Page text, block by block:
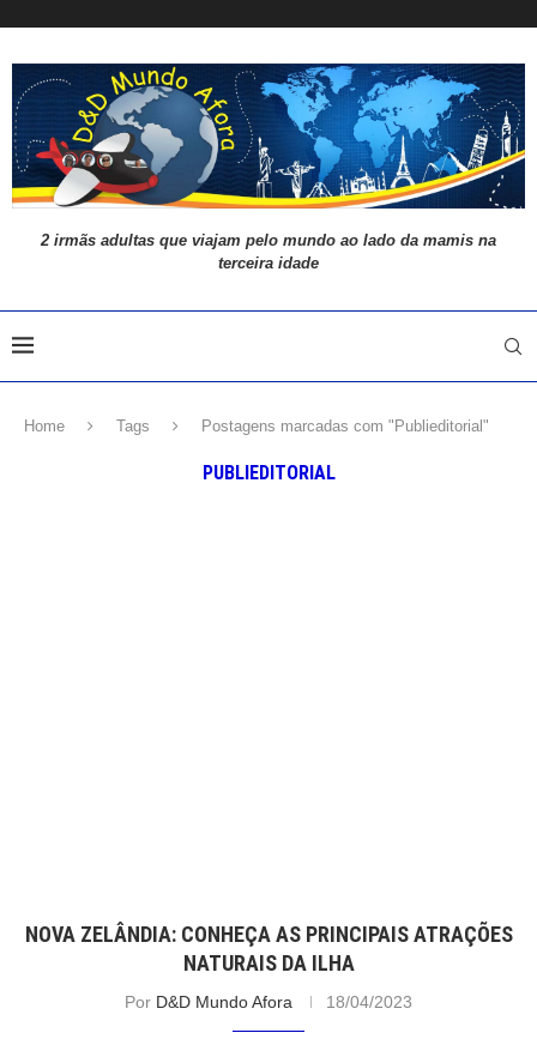
2 irmãs adultas que viajam pelo mundo ao lado da mamis na
terceira idade
Home Tags Postagens marcadas com "Publieditorial"
PUBLIEDITORIAL
NOVA ZELÂNDIA: CONHEÇA AS PRINCIPAIS ATRAÇÕES
NATURAIS DA ILHA
Por D&D Mundo Afora 18/04/2023